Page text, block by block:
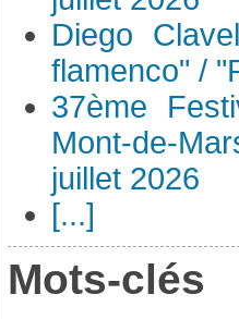
Diego
flamenco" /
37ème
Mont-de-
juillet 2026
[...]
Mots-clés